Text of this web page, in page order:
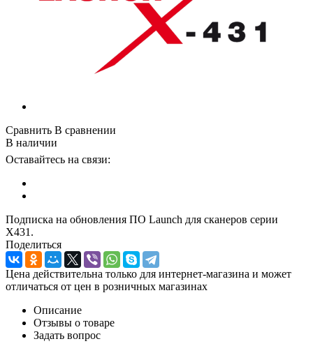
Сравнить В сравнении
В наличии
Оставайтесь на связи:
Подписка на обновления ПО Launch для сканеров серии
X431.
Поделиться
Цена действительна только для интернет-магазина и может
отличаться от цен в розничных магазинах
Описание
Отзывы о товаре
Задать вопрос